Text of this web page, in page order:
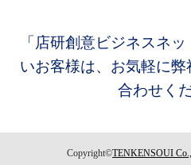
「店研創意ビジネスネ
いお客様は、お気軽に
合わせく
Copyright©TENKENSOUI